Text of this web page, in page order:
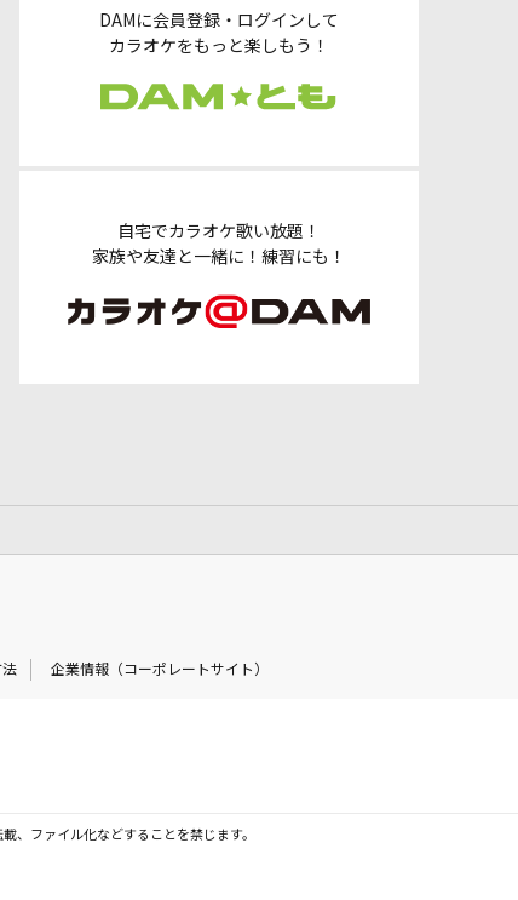
DAMに会員登録・ログインして
カラオケをもっと楽しもう！
自宅でカラオケ歌い放題！
家族や友達と一緒に！練習にも！
法 企業情報（コーポレートサイト）
、ファイル化などすることを禁じます。